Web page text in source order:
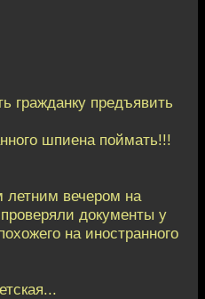
гражданку предъявить
шпиена поймать!!!
вечером на
документы у
на иностранного